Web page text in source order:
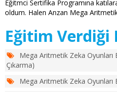
Eğitmci Sertifika Programına
oldum. Halen Anzan Mega
Eğitim Verdiği
Mega Aritmetik Zeka
Çıkarma)
Mega Aritmetik Zeka Oyunları